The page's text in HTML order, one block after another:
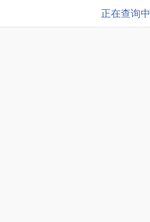
正在查询中